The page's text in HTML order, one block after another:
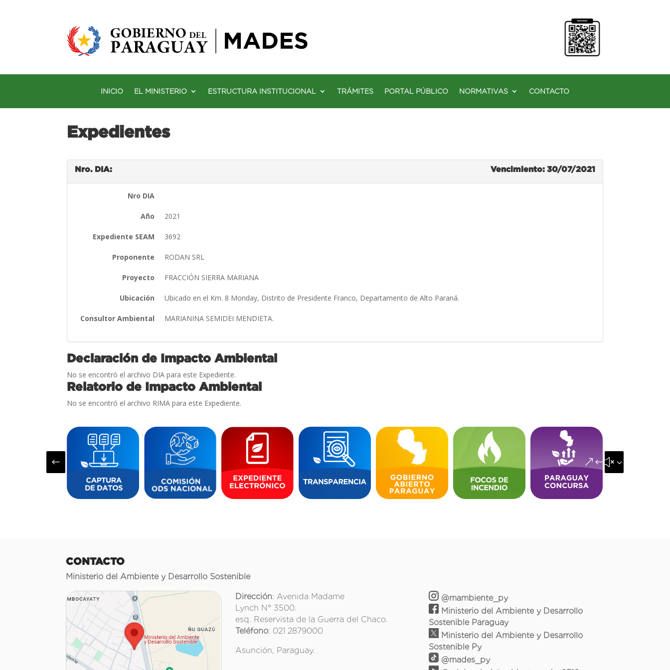
INICIO EL MINISTERIO ESTRUCTURA INSTITUCIONAL TRÁMITES PORTAL PÚBLICO NORMATIVAS CONTACTO
Expedientes
Nro. DIA: Vencimiento: 30/07/2021
Nro DIA
Año 2021
Expediente SEAM 3692
Proponente RODAN SRL
Proyecto FRACCIÓN SIERRA MARIANA
Ubicación Ubicado en el Km. 8 Monday, Distrito de Presidente Franco, Departamento de Alto Paraná.
Consultor Ambiental MARIANINA SEMIDEI MENDIETA.
Declaración de Impacto Ambiental
No se encontró el archivo DIA para este Expediente.
Relatorio de Impacto Ambiental
No se encontró el archivo RIMA para este Expediente.
# &#x35;
CONTACTO
Ministerio del Ambiente y Desarrollo Sostenible
Dirección: Avenida Madame
Lynch N° 3500.
esq. Reservista de la Guerra del Chaco.
Teléfono: 021 2879000
Asunción, Paraguay.
@mambiente_py
Ministerio del Ambiente y Desarrollo
Sostenible Paraguay
Ministerio del Ambiente y Desarrollo
Sostenible Py
@mades_py